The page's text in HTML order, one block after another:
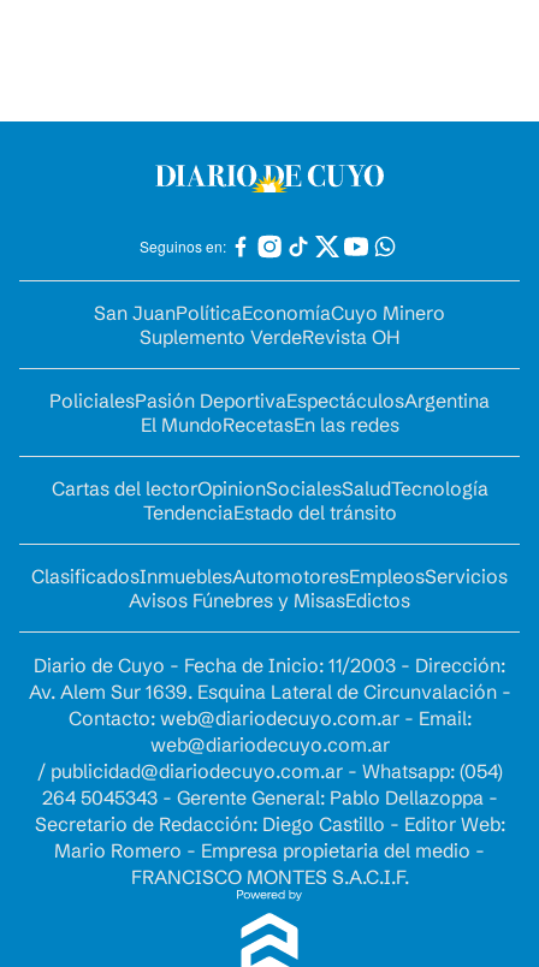
Seguinos en:
San JuanPolíticaEconomíaCuyo Minero
Suplemento VerdeRevista OH
PolicialesPasión DeportivaEspectáculosArgentina
El MundoRecetasEn las redes
Cartas del lectorOpinionSocialesSaludTecnología
TendenciaEstado del tránsito
ClasificadosInmueblesAutomotoresEmpleosServicios
Avisos Fúnebres y MisasEdictos
Diario de Cuyo - Fecha de Inicio: 11/2003 - Dirección:
Av. Alem Sur 1639. Esquina Lateral de Circunvalación -
Contacto: web@diariodecuyo.com.ar- Email:
web@diariodecuyo.com.ar
/ publicidad@diariodecuyo.com.ar- Whatsapp: (054)
264 5045343 - Gerente General: Pablo Dellazoppa -
Secretario de Redacción: Diego Castillo - Editor Web:
Mario Romero - Empresa propietaria del medio -
FRANCISCO MONTES S.A.C.I.F.